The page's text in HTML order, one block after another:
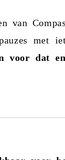
van
met
voor dat